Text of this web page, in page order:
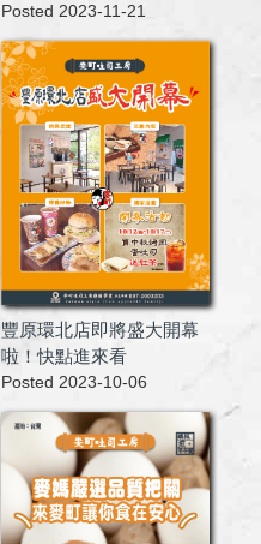
Posted 2023-11-21
豐原環北店即將盛大開幕
啦！快點進來看
Posted 2023-10-06